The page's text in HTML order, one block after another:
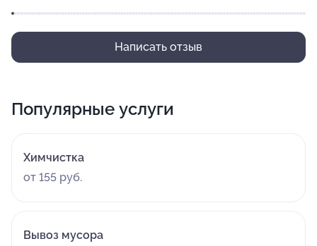
Написать отзыв
Популярные услуги
Химчистка
от 155 руб.
Вывоз мусора